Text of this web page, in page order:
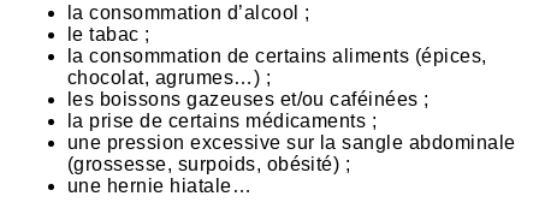
la consommation d’alcool ;
le tabac ;
la consommation de certains aliments (épices,
chocolat, agrumes…) ;
les boissons gazeuses et/ou caféinées ;
la prise de certains médicaments ;
une pression excessive sur la sangle abdominale
(grossesse, surpoids, obésité) ;
une hernie hiatale…